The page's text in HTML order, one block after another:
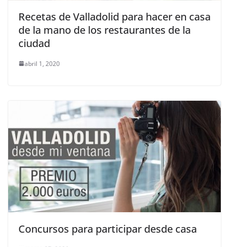
Recetas de Valladolid para hacer en casa
de la mano de los restaurantes de la
ciudad
abril 1, 2020
Concursos para participar desde casa